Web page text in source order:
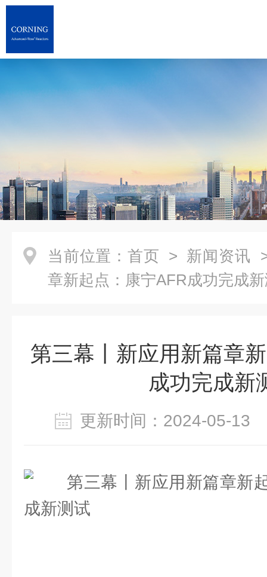
当前位置： 首页 > 新闻资讯
章新起点：康宁AFR成功完成
第三幕丨新应用新篇章
成功完成新
更新时间：2024-05-